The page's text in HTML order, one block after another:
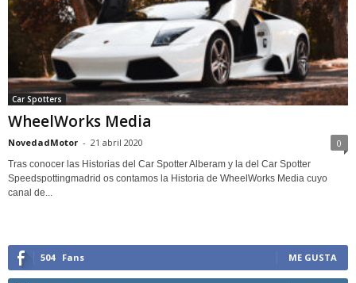
Car Spotters
WheelWorks Media
NovedadMotor - 21 abril 2020 0
Tras conocer las Historias del Car Spotter Alberam y la del Car Spotter
Speedspottingmadrid os contamos la Historia de WheelWorks Media cuyo
canal de...
504 Fans ME GUSTA